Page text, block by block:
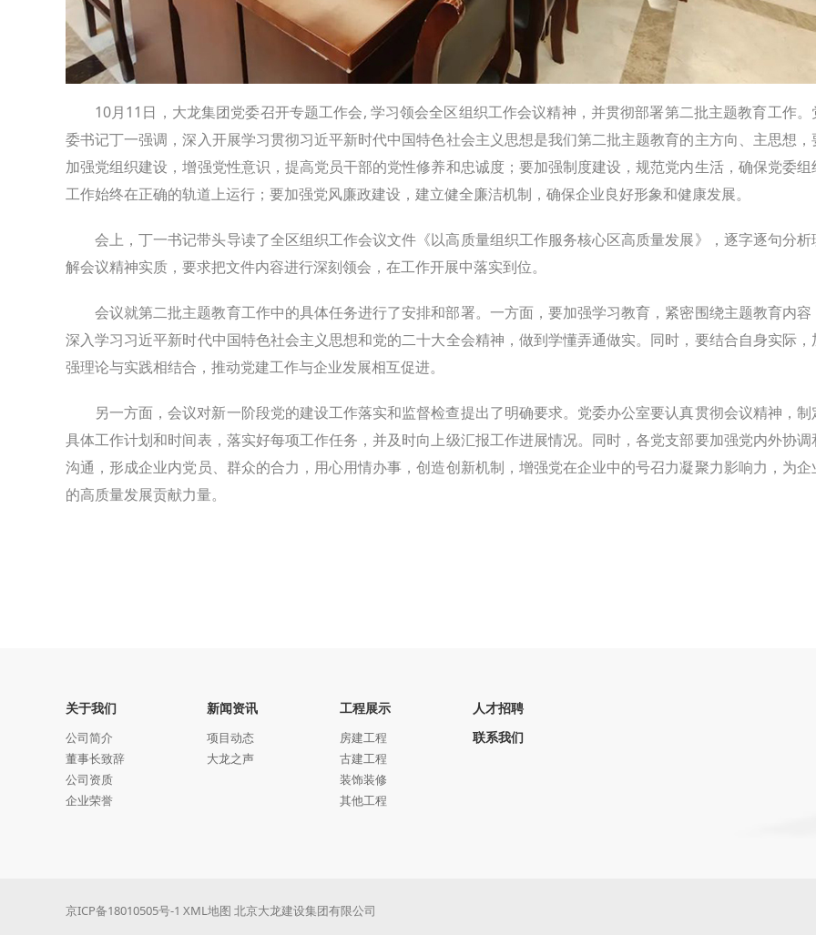
10月11日，大龙集团党委召开专题工作会, 学习领会全区组织工作会议精神，并贯彻部署第二批主题教育工作。
委书记丁一强调，深入开展学习贯彻习近平新时代中国特色社会主义思想是我们第二批主题教育的主方向、主思想，
加强党组织建设，增强党性意识，提高党员干部的党性修养和忠诚度；要加强制度建设，规范党内生活，确保党委组
工作始终在正确的轨道上运行；要加强党风廉政建设，建立健全廉洁机制，确保企业良好形象和健康发展。
会上，丁一书记带头导读了全区组织工作会议文件《以高质量组织工作服务核心区高质量发展》，逐字逐句分析
解会议精神实质，要求把文件内容进行深刻领会，在工作开展中落实到位。
会议就第二批主题教育工作中的具体任务进行了安排和部署。一方面，要加强学习教育，紧密围绕主题教育内容
深入学习习近平新时代中国特色社会主义思想和党的二十大全会精神，做到学懂弄通做实。同时，要结合自身实际，
强理论与实践相结合，推动党建工作与企业发展相互促进。
另一方面，会议对新一阶段党的建设工作落实和监督检查提出了明确要求。党委办公室要认真贯彻会议精神，制
具体工作计划和时间表，落实好每项工作任务，并及时向上级汇报工作进展情况。同时，各党支部要加强党内外协调
沟通，形成企业内党员、群众的合力，用心用情办事，创造创新机制，增强党在企业中的号召力凝聚力影响力，为企
的高质量发展贡献力量。
关于我们
公司简介
董事长致辞
公司资质
企业荣誉
新闻资讯
项目动态
大龙之声
工程展示
房建工程
古建工程
装饰装修
其他工程
人才招聘
联系我们
京ICP备18010505号-1 XML地图 北京大龙建设集团有限公司